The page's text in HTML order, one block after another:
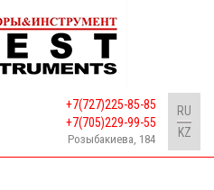
+7(727)225-85-85
+7(705)229-99-55
Розыбакиева, 184
RU
KZ